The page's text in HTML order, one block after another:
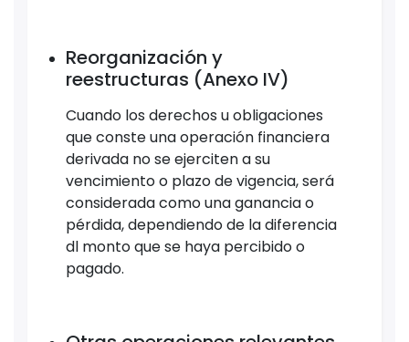
Reorganización y
reestructuras (Anexo IV)
Cuando los derechos u obligaciones
que conste una operación financiera
derivada no se ejerciten a su
vencimiento o plazo de vigencia, será
considerada como una ganancia o
pérdida, dependiendo de la diferencia
dl monto que se haya percibido o
pagado.